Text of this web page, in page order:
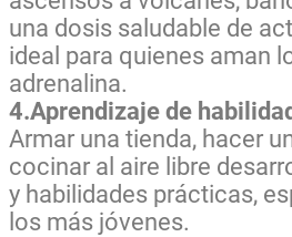
una dosis saludable de
ideal para quienes aman
adrenalina.
4.Aprendizaje de
Armar una tienda, hacer
cocinar al aire libre
y habilidades prácticas,
los más jóvenes.